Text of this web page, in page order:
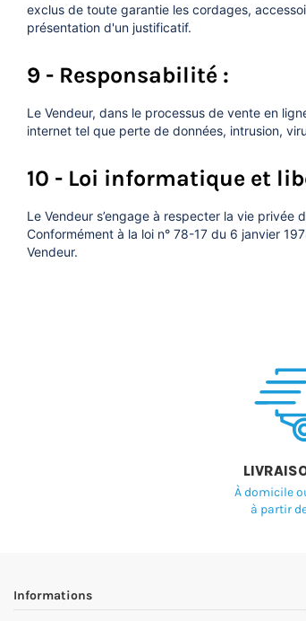
exclus de toute garantie les cordages,
présentation d'un justificatif.
9 - Responsabilité :
Le Vendeur, dans le processus de vente en
internet tel que perte de données, intrusion,
10 - Loi informatique et
Le Vendeur s’engage à respecter la vie
Conformément à la loi n° 78-17 du 6 janvier
Vendeur.
À domicile
à partir
Informations